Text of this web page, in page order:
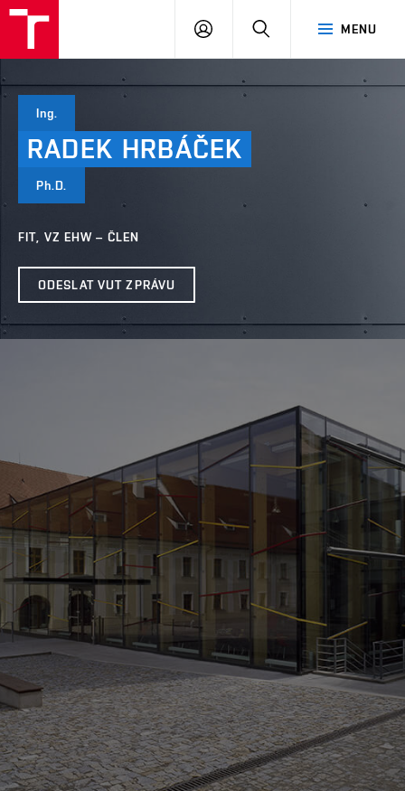
MENU
PŘIHLÁSIT
Ing.
RADEK HRBÁČEK
Ph.D.
FIT, VZ EHW – ČLEN
ODESLAT VUT ZPRÁVU